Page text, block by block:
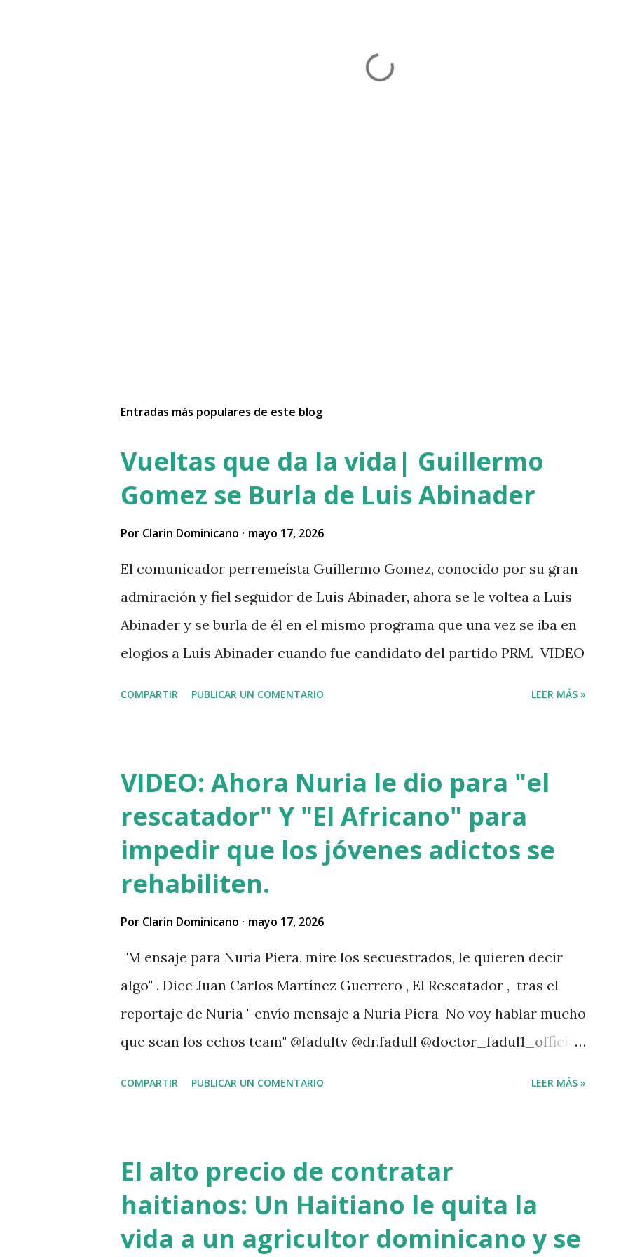
Entradas más populares de este blog
Vueltas que da la vida| Guillermo
Gomez se Burla de Luis Abinader
Por Clarin Dominicano mayo 17, 2026
El comunicador perremeísta Guillermo Gomez, conocido por su gran
admiración y fiel seguidor de Luis Abinader, ahora se le voltea a Luis
Abinader y se burla de él en el mismo programa que una vez se iba en
elogios a Luis Abinader cuando fue candidato del partido PRM. VIDEO
COMPARTIR PUBLICAR UN COMENTARIO LEER MÁS »
VIDEO: Ahora Nuria le dio para "el
rescatador" Y "El Africano" para
impedir que los jóvenes adictos se
rehabiliten.
Por Clarin Dominicano mayo 17, 2026
"M ensaje para Nuria Piera, mire los secuestrados, le quieren decir
algo" . Dice Juan Carlos Martínez Guerrero , El Rescatador , tras el
reportaje de Nuria " envío mensaje a Nuria Piera No voy hablar mucho
que sean los echos team" @fadultv @dr.fadull @doctor_fadul1_official
martinez Guerrero (@elrescatador528) Mas abajo de dejamos el video
del reportaje de Nuria Piera PARTE 1 PARTE 2
COMPARTIR PUBLICAR UN COMENTARIO LEER MÁS »
El alto precio de contratar
haitianos: Un Haitiano le quita la
vida a un agricultor dominicano y se